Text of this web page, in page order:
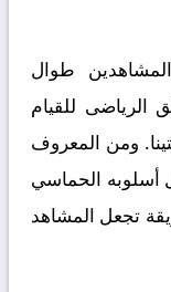
طوال
الرياضى للقيام
ومن المعروف
أسلوبه الحماسي
تجعل المشاهد